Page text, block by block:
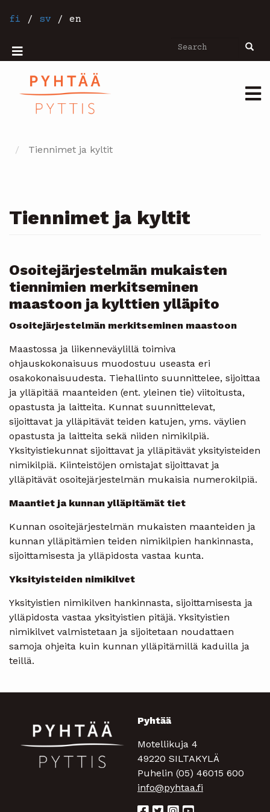
fi / sv / en
Search
Mobiilivalikko
Tiennimet ja kyltit
Tiennimet ja kyltit
Osoitejärjestelmän mukaisten
tiennimien merkitseminen
maastoon ja kylttien ylläpito
Osoitejärjestelmän merkitseminen maastoon
Maastossa ja liikenneväylillä toimiva
ohjauskokonaisuus muodostuu useasta eri
osakokonaisuudesta. Tiehallinto suunnittelee, sijoittaa
ja ylläpitää maanteiden (ent. yleinen tie) viitoitusta,
opastusta ja laitteita. Kunnat suunnittelevat,
sijoittavat ja ylläpitävät teiden katujen, yms. väylien
opastusta ja laitteita sekä niiden nimikilpiä.
Yksityistiekunnat sijoittavat ja ylläpitävät yksityisteiden
nimikilpiä. Kiinteistöjen omistajat sijoittavat ja
ylläpitävät osoitejärjestelmän mukaisia numerokilpiä.
Maantiet ja kunnan ylläpitämät tiet
Kunnan osoitejärjestelmän mukaisten maanteiden ja
kunnan ylläpitämien teiden nimikilpien hankinnasta,
sijoittamisesta ja ylläpidosta vastaa kunta.
Yksityisteiden nimikilvet
Yksityistien nimikilven hankinnasta, sijoittamisesta ja
ylläpidosta vastaa yksityistien pitäjä. Yksityistien
nimikilvet valmistetaan ja sijoitetaan noudattaen
samoja ohjeita kuin kunnan ylläpitämillä kaduilla ja
teillä.
Pyhtää
Motellikuja 4
49220 SILTAKYLÄ
Puhelin (05) 46015 600
info@pyhtaa.fi